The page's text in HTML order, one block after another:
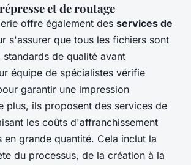
et de routage
offre également des services de
s'assurer que tous les fichiers sont
de qualité avant
équipe de spécialistes vérifie
garantir une impression
plus, ils proposent des services de
les coûts d'affranchissement
en grande quantité. Cela inclut la
du processus, de la création à la